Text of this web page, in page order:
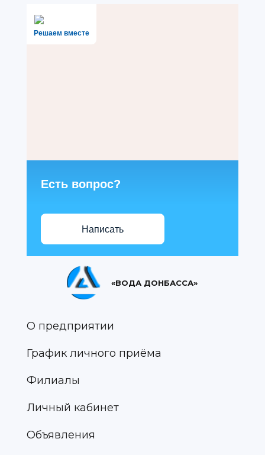
Решаем вместе
Есть вопрос?
Написать
«ВОДА ДОНБАССА»
О предприятии
График личного приёма
Филиалы
Личный кабинет
Объявления